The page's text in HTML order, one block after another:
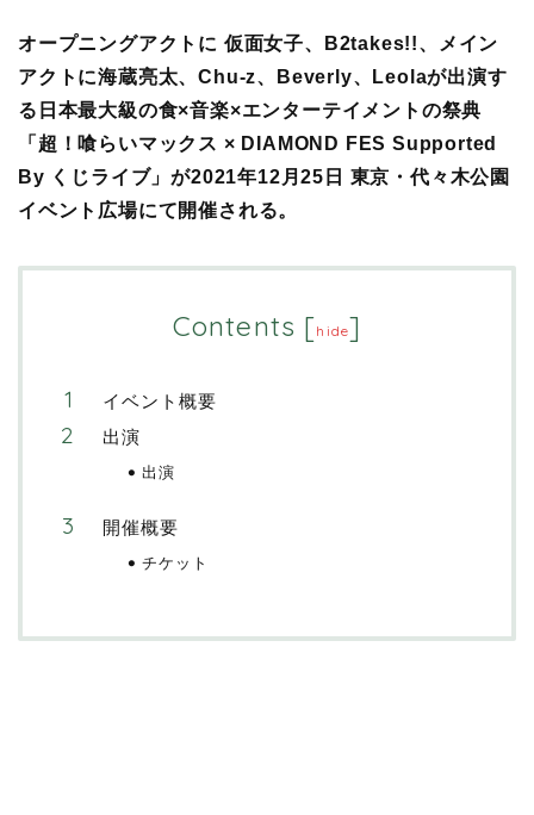
オープニングアクトに 仮面女子、B2takes!!、メイン
アクトに海蔵亮太、Chu-z、Beverly、Leolaが出演す
る日本最大級の食×音楽×エンターテイメントの祭典
「超！喰らいマックス × DIAMOND FES Supported
By くじライブ」が2021年12月25日 東京・代々木公園
イベント広場にて開催される。
Contents [hide]
イベント概要
出演
出演
開催概要
チケット